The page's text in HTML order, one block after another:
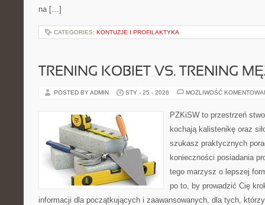
na […]
CATEGORIES: KONTUZJE I PROFILAKTYKA
TRENING KOBIET VS. TRENING
POSTED BY ADMIN STY - 25 - 2026 MOŻLIWOŚĆ
PZKiSW to przestrzeń
kochają kalistenikę oraz
szukasz praktycznych
konieczności posiadania
tego marzysz o lepszej
po to, by prowadzić Cię
informacji dla początkujących i zaawansowanych, dla tych,